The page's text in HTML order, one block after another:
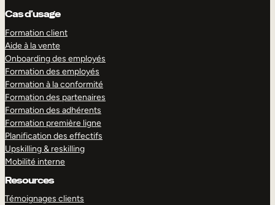
Cas d’usage
Formation client
Aide à la vente
Onboarding des employés
Formation des employés
Formation à la conformité
Formation des partenaires
Formation des adhérents
Formation première ligne
Planification des effectifs
Upskilling & reskilling
Mobilité interne
Resources
Témoignages clients